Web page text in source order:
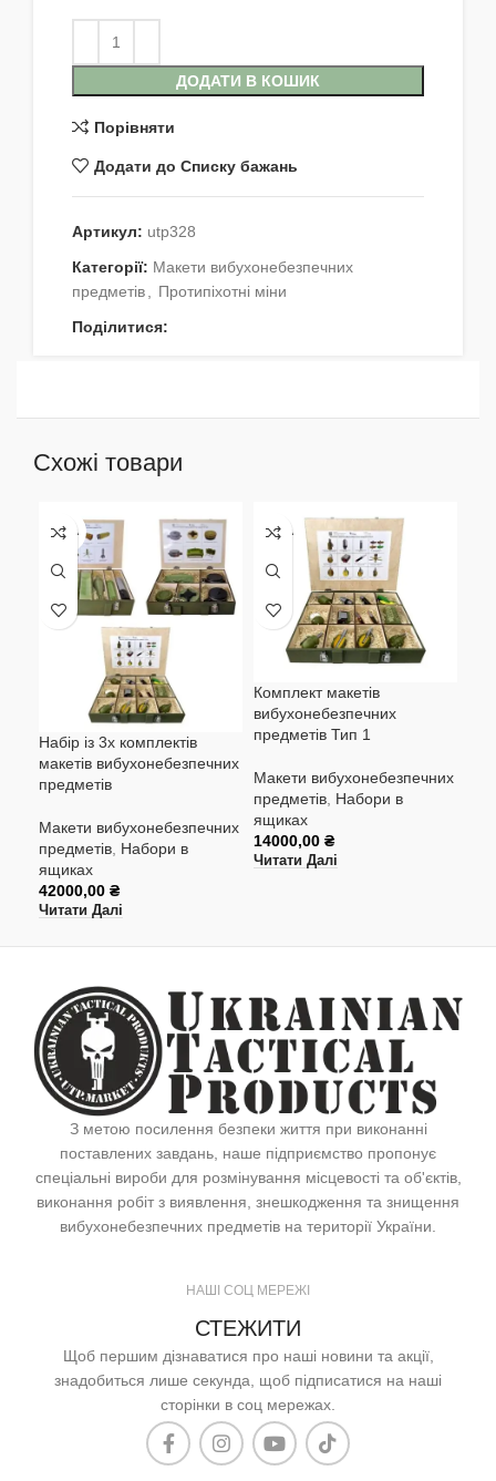
ДОДАТИ В КОШИК
Порівняти
Додати до Списку бажань
Артикул: utp328
Категорії: Макети вибухонебезпечних
предметів
Протипіхотні міни
Поділитися:
Схожі товари
НЕМА
Набір із 3х комплектів
макетів вибухонебезпечних
предметів
Макети вибухонебезпечних
предметів Набори в
ящиках
42000,00 ₴
Читати Далі
НЕМА
Комплект макетів
вибухонебезпечних
предметів Тип 1
Макети вибухонебезпечних
предметів Набори в
ящиках
14000,00 ₴
Читати Далі
З метою посилення безпеки життя при виконанні
поставлених завдань, наше підприємство пропонує
спеціальні вироби для розмінування місцевості та об'єктів,
виконання робіт з виявлення, знешкодження та знищення
вибухонебезпечних предметів на території України.
НАШІ СОЦ МЕРЕЖІ
СТЕЖИТИ
Щоб першим дізнаватися про наші новини та акції,
знадобиться лише секунда, щоб підписатися на наші
сторінки в соц мережах.